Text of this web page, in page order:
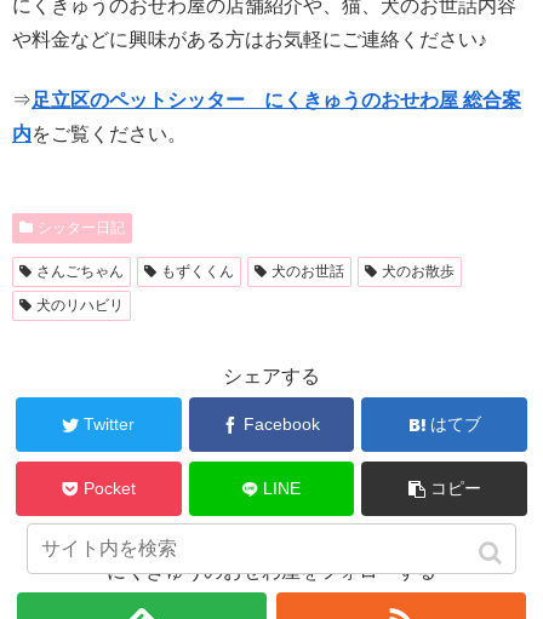
にくきゅうのおせわ屋の店舗紹介や、猫、犬のお世話内容
や料金などに興味がある方はお気軽にご連絡ください♪
⇒足立区のペットシッター にくきゅうのおせわ屋 総合案
内をご覧ください。
シッター日記
さんごちゃん もずくくん 犬のお世話
犬のお散歩
犬のリハビリ
シェアする
Twitter Facebook はてブ
Pocket LINE コピー
にくきゅうのおせわ屋をフォローする